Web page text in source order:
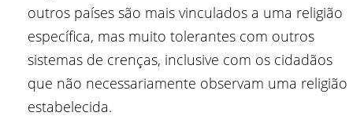
outros países são mais vinculados a uma religião
específica, mas muito tolerantes com outros
sistemas de crenças, inclusive com os cidadãos
que não necessariamente observam uma religião
estabelecida.